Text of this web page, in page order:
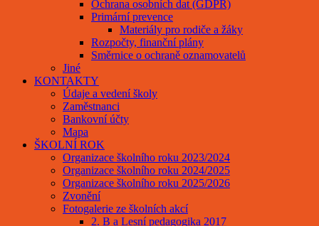
Ochrana osobních dat (GDPR)
Primární prevence
Materiály pro rodiče a žáky
Rozpočty, finanční plány
Směrnice o ochraně oznamovatelů
Jiné
KONTAKTY
Údaje a vedení školy
Zaměstnanci
Bankovní účty
Mapa
ŠKOLNÍ ROK
Organizace školního roku 2023/2024
Organizace školního roku 2024/2025
Organizace školního roku 2025/2026
Zvonění
Fotogalerie ze školních akcí
2. B a Lesní pedagogika 2017